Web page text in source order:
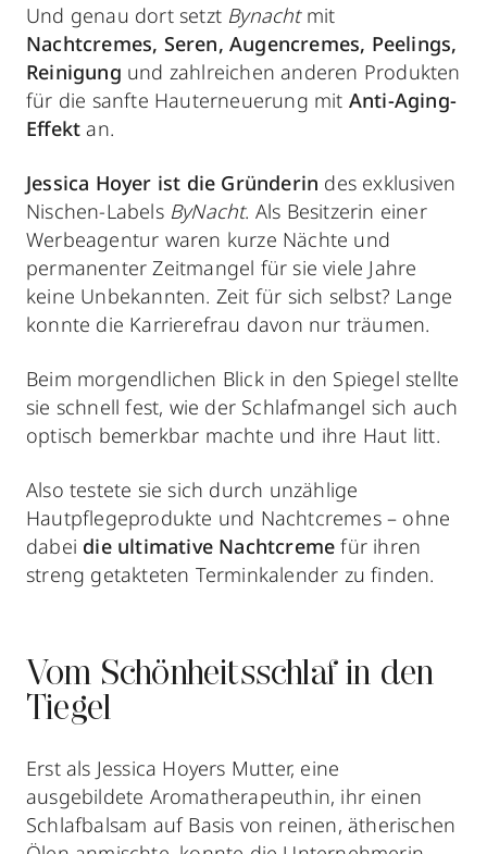
Und genau dort setzt Bynachtmit
Nachtcremes, Seren, Augencremes, Peelings,
Reinigung und zahlreichen anderen Produkten
für die sanfte Hauterneuerung mit Anti-Aging-
Effekt an.
Jessica Hoyer ist die Gründerin des exklusiven
Nischen-Labels ByNacht. Als Besitzerin einer
Werbeagentur waren kurze Nächte und
permanenter Zeitmangel für sie viele Jahre
keine Unbekannten. Zeit für sich selbst? Lange
konnte die Karrierefrau davon nur träumen.
Beim morgendlichen Blick in den Spiegel stellte
sie schnell fest, wie der Schlafmangel sich auch
optisch bemerkbar machte und ihre Haut litt.
Also testete sie sich durch unzählige
Hautpflegeprodukte und Nachtcremes – ohne
dabei die ultimative Nachtcreme für ihren
streng getakteten Terminkalender zu finden.
Vom Schönheitsschlaf in den
Tiegel
Erst als Jessica Hoyers Mutter, eine
ausgebildete Aromatherapeuthin, ihr einen
Schlafbalsam auf Basis von reinen, ätherischen